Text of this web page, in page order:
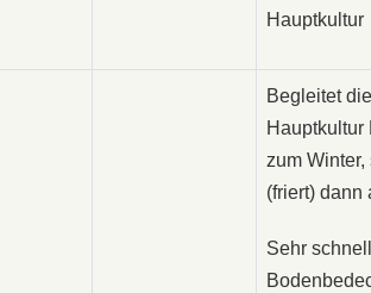
Hauptkultur
Begleitet die
Hauptkultur
zum Winter,
(friert) dann
Sehr